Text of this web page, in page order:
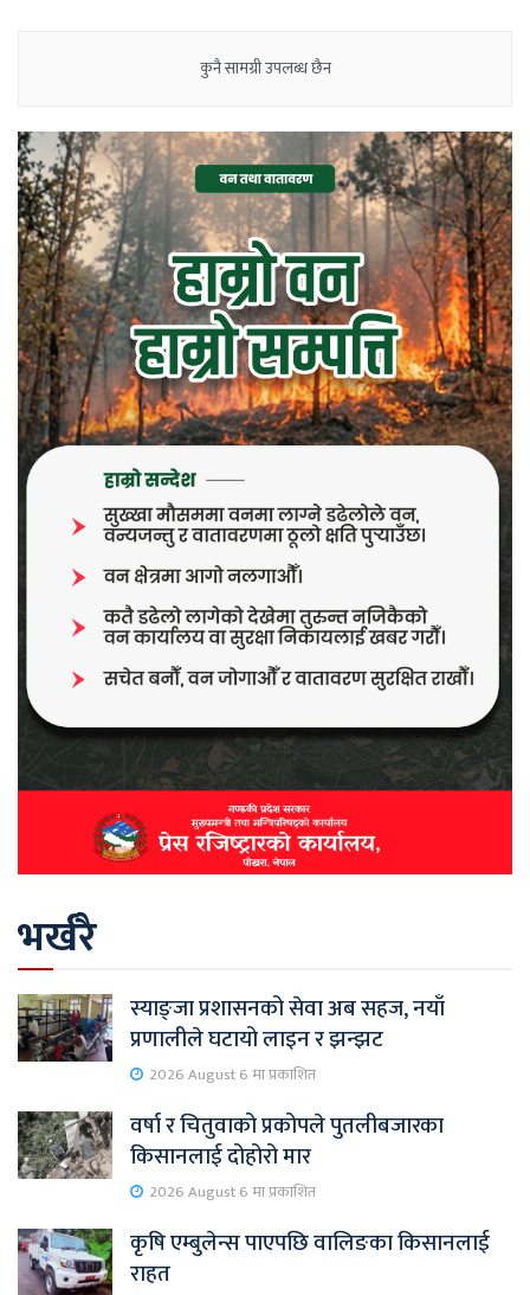
कुनै सामग्री उपलब्ध छैन
भर्खरै
स्याङ्जा प्रशासनको सेवा अब सहज, नयाँ
प्रणालीले घटायो लाइन र झन्झट
2026 August 6 मा प्रकाशित
वर्षा र चितुवाको प्रकोपले पुतलीबजारका
किसानलाई दोहोरो मार
2026 August 6 मा प्रकाशित
कृषि एम्बुलेन्स पाएपछि वालिङका किसानलाई
राहत